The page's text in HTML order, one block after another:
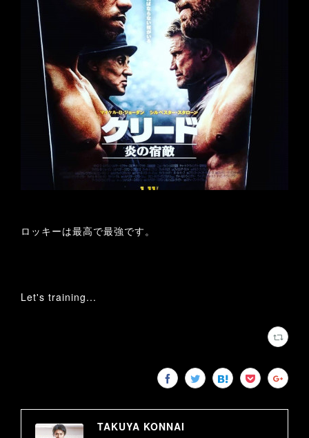
ロッキーは最高で最強です。
Let's training...
TAKUYA KONNAI